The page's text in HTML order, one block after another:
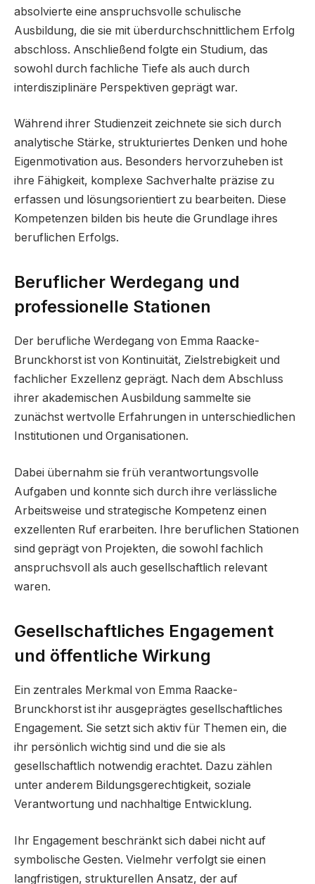
absolvierte eine anspruchsvolle schulische
Ausbildung, die sie mit überdurchschnittlichem Erfolg
abschloss. Anschließend folgte ein Studium, das
sowohl durch fachliche Tiefe als auch durch
interdisziplinäre Perspektiven geprägt war.
Während ihrer Studienzeit zeichnete sie sich durch
analytische Stärke, strukturiertes Denken und hohe
Eigenmotivation aus. Besonders hervorzuheben ist
ihre Fähigkeit, komplexe Sachverhalte präzise zu
erfassen und lösungsorientiert zu bearbeiten. Diese
Kompetenzen bilden bis heute die Grundlage ihres
beruflichen Erfolgs.
Beruflicher Werdegang und
professionelle Stationen
Der berufliche Werdegang von Emma Raacke-
Brunckhorst ist von Kontinuität, Zielstrebigkeit und
fachlicher Exzellenz geprägt. Nach dem Abschluss
ihrer akademischen Ausbildung sammelte sie
zunächst wertvolle Erfahrungen in unterschiedlichen
Institutionen und Organisationen.
Dabei übernahm sie früh verantwortungsvolle
Aufgaben und konnte sich durch ihre verlässliche
Arbeitsweise und strategische Kompetenz einen
exzellenten Ruf erarbeiten. Ihre beruflichen Stationen
sind geprägt von Projekten, die sowohl fachlich
anspruchsvoll als auch gesellschaftlich relevant
waren.
Gesellschaftliches Engagement
und öffentliche Wirkung
Ein zentrales Merkmal von Emma Raacke-
Brunckhorst ist ihr ausgeprägtes gesellschaftliches
Engagement. Sie setzt sich aktiv für Themen ein, die
ihr persönlich wichtig sind und die sie als
gesellschaftlich notwendig erachtet. Dazu zählen
unter anderem Bildungsgerechtigkeit, soziale
Verantwortung und nachhaltige Entwicklung.
Ihr Engagement beschränkt sich dabei nicht auf
symbolische Gesten. Vielmehr verfolgt sie einen
langfristigen, strukturellen Ansatz, der auf